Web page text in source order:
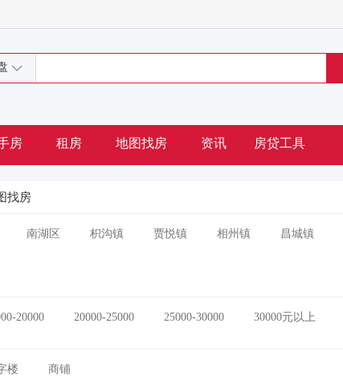
房 租房 地图找房 资讯 房贷工具
找房
南湖区 枳沟镇 贾悦镇 相州镇 昌城镇
20000 20000-25000 25000-30000 30000元以上
楼 商铺